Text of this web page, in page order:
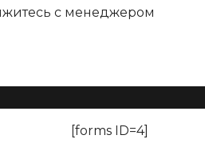
с менеджером
[forms ID=4]